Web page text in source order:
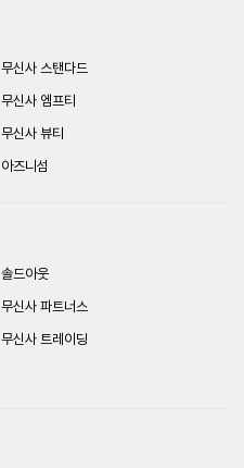
무신사 스탠다드
무신사 엠프티
무신사 뷰티
아즈니섬
솔드아웃
무신사 파트너스
무신사 트레이딩